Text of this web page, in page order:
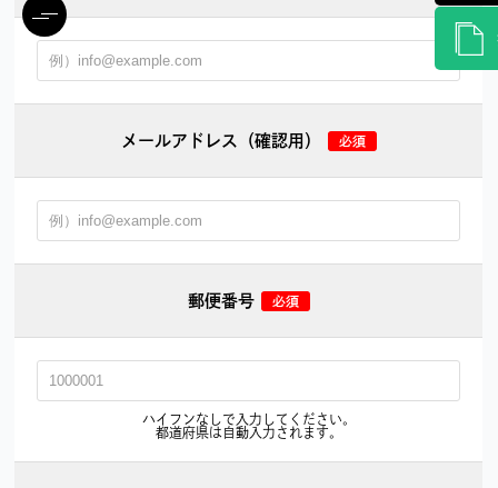
メールアドレス（確認用）
郵便番号
ハイフンなしで入力してください。
都道府県は自動入力されます。